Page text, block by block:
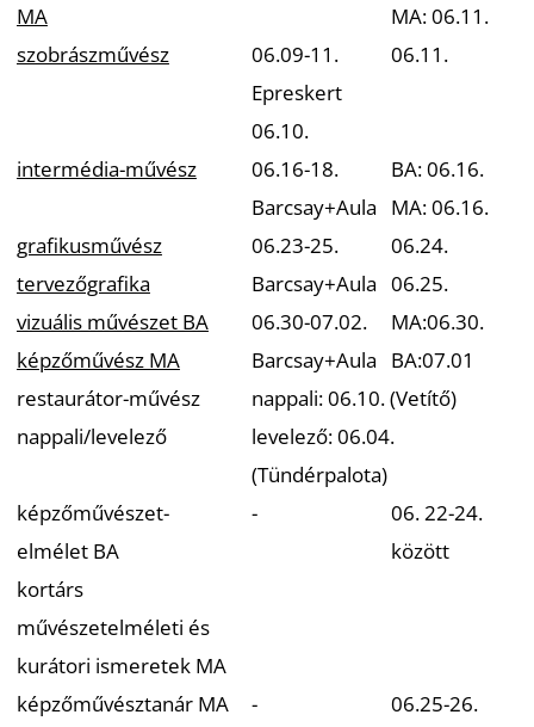
MA
MA: 06.11.
szobrászművész
06.09-11.
Epreskert
06.10.
06.11.
intermédia-művész
06.16-18.
Barcsay+Aula
BA: 06.16.
MA: 06.16.
grafikusművész
tervezőgrafika
06.23-25.
Barcsay+Aula
06.24.
06.25.
vizuális művészet BA
képzőművész MA
06.30-07.02.
Barcsay+Aula
MA:06.30.
BA:07.01
restaurátor-művész
nappali/levelező
nappali: 06.10. (Vetítő)
levelező: 06.04.
(Tündérpalota)
képzőművészet-
elmélet BA
kortárs
művészetelméleti és
kurátori ismeretek MA
-
06. 22-24.
között
képzőművésztanár MA -
06.25-26.